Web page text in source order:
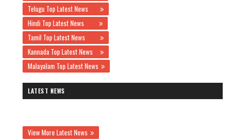
Telugu Top Latest News
Hindi Top Latest News
Tamil Top Latest News
Kannada Top Latest News
Malayalam Top Latest News
LATEST NEWS
View More Latest News